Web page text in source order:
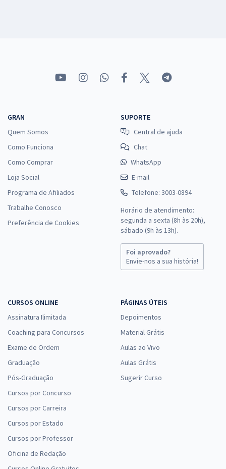
GRAN
Quem Somos
Como Funciona
Como Comprar
Loja Social
Programa de Afiliados
Trabalhe Conosco
Preferência de Cookies
SUPORTE
Central de ajuda
Chat
WhatsApp
E-mail
Telefone: 3003-0894
Horário de atendimento:
segunda a sexta (8h às 20h),
sábado (9h às 13h).
Foi aprovado?
Envie-nos a sua história!
CURSOS ONLINE
Assinatura Ilimitada
Coaching para Concursos
Exame de Ordem
Graduação
Pós-Graduação
Cursos por Concurso
Cursos por Carreira
Cursos por Estado
Cursos por Professor
Oficina de Redação
PÁGINAS ÚTEIS
Depoimentos
Material Grátis
Aulas ao Vivo
Aulas Grátis
Sugerir Curso